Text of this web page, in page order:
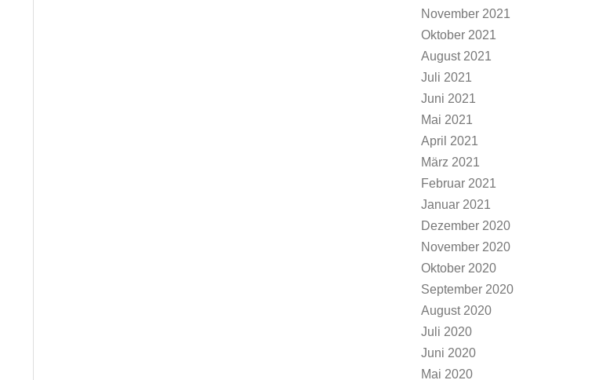
November 2021
Oktober 2021
August 2021
Juli 2021
Juni 2021
Mai 2021
April 2021
März 2021
Februar 2021
Januar 2021
Dezember 2020
November 2020
Oktober 2020
September 2020
August 2020
Juli 2020
Juni 2020
Mai 2020